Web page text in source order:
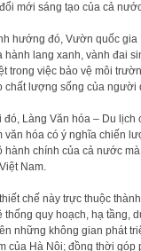
mới sáng tạo của cả
hướng đó, Vườn quốc gia
hành lang xanh, vành đai
trong việc bảo vệ môi
chất lượng sống của người
đó, Làng Văn hóa – Du lịch
văn hóa có ý nghĩa chiến
hành chính của cả nước
Nam.
chế này trực thuộc
thống quy hoạch, hạ tầng,
những không gian phát
của Hà Nội; đồng thời